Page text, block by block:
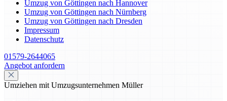
Umzug von Göttingen nach Hannover
Umzug von Göttingen nach Nürnberg
Umzug von Göttingen nach Dresden
Impressum
Datenschutz
01579-2644065
Angebot anfordern
Umziehen mit Umzugsunternehmen Müller